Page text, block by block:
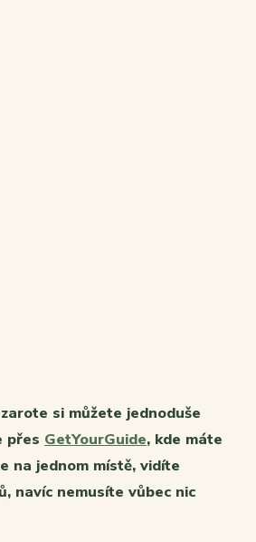
si můžete jednoduše
přes GetYourGuide, kde máte
na jednom místě, vidíte
navíc nemusíte vůbec nic